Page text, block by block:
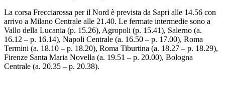
La corsa Frecciarossa per il Nord è prevista da Sapri alle 14.56 con
arrivo a Milano Centrale alle 21.40. Le fermate intermedie sono a
Vallo della Lucania (p. 15.26), Agropoli (p. 15.41), Salerno (a.
16.12 – p. 16.14), Napoli Centrale (a. 16.50 – p. 17.00), Roma
Termini (a. 18.10 – p. 18.20), Roma Tiburtina (a. 18.27 – p. 18.29),
Firenze Santa Maria Novella (a. 19.51 – p. 20.00), Bologna
Centrale (a. 20.35 – p. 20.38).